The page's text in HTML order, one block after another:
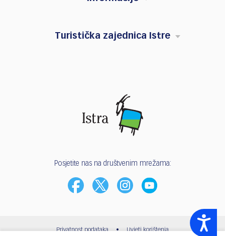
Accessibility
Turistička zajednica Istre
Posjetite nas na društvenim mrežama:
Privatnost podataka • Uvjeti korištenja